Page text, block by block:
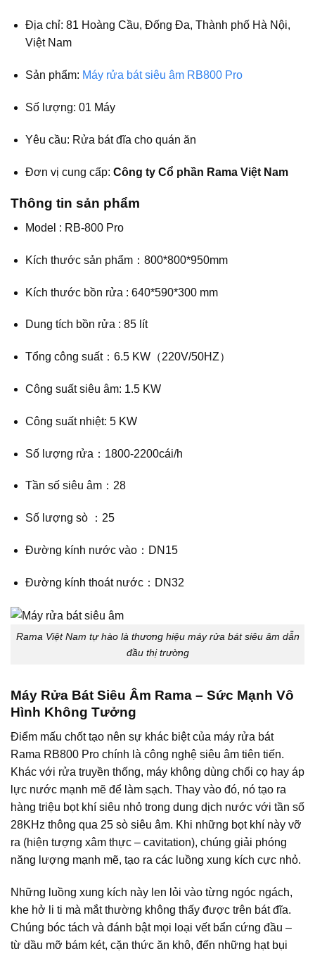
Địa chỉ: 81 Hoàng Cầu, Đống Đa, Thành phố Hà Nội,
Việt Nam
Sản phẩm: Máy rửa bát siêu âm RB800 Pro
Số lượng: 01 Máy
Yêu cầu: Rửa bát đĩa cho quán ăn
Đơn vị cung cấp: Công ty Cổ phần Rama Việt Nam
Thông tin sản phẩm
Model : RB-800 Pro
Kích thước sản phẩm：800*800*950mm
Kích thước bồn rửa : 640*590*300 mm
Dung tích bồn rửa : 85 lít
Tổng công suất：6.5 KW（220V/50HZ）
Công suất siêu âm: 1.5 KW
Công suất nhiệt: 5 KW
Số lượng rửa：1800-2200cái/h
Tần số siêu âm：28
Số lượng sò ：25
Đường kính nước vào：DN15
Đường kính thoát nước：DN32
Rama Việt Nam tự hào là thương hiệu máy rửa bát siêu âm dẫn
đầu thị trường
Máy Rửa Bát Siêu Âm Rama – Sức Mạnh Vô
Hình Không Tưởng
Điểm mấu chốt tạo nên sự khác biệt của máy rửa bát
Rama RB800 Pro chính là công nghệ siêu âm tiên tiến.
Khác với rửa truyền thống, máy không dùng chổi cọ hay áp
lực nước mạnh mẽ để làm sạch. Thay vào đó, nó tạo ra
hàng triệu bọt khí siêu nhỏ trong dung dịch nước với tần số
28KHz thông qua 25 sò siêu âm. Khi những bọt khí này vỡ
ra (hiện tượng xâm thực – cavitation), chúng giải phóng
năng lượng mạnh mẽ, tạo ra các luồng xung kích cực nhỏ.
Những luồng xung kích này len lỏi vào từng ngóc ngách,
khe hở li ti mà mắt thường không thấy được trên bát đĩa.
Chúng bóc tách và đánh bật mọi loại vết bẩn cứng đầu –
từ dầu mỡ bám két, cặn thức ăn khô, đến những hạt bụi